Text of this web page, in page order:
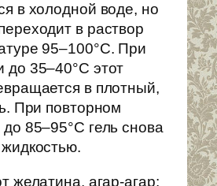
в холодной воде, но
в раствор
95–100°C. При
до 35–40°C этот
в плотный,
При повторном
85–95°C гель снова
желатина, агар-агар: